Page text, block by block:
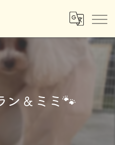
ン＆ミミ🐾